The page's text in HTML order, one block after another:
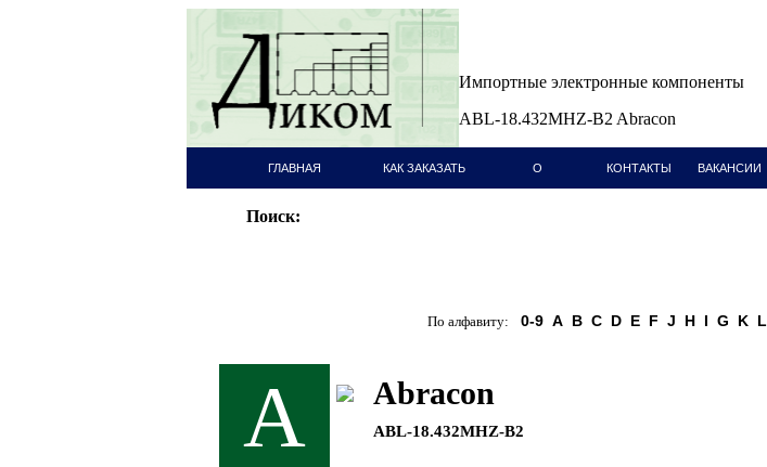
Импортные электронные компоненты
ABL-18.432MHZ-B2 Abracon
ГЛАВНАЯ КАК ЗАКАЗАТЬ О КОНТАКТЫ ВАКАНСИИ
Поиск:
По алфавиту: 0-9 A B C D E F J H I G K L
A Abracon
ABL-18.432MHZ-B2